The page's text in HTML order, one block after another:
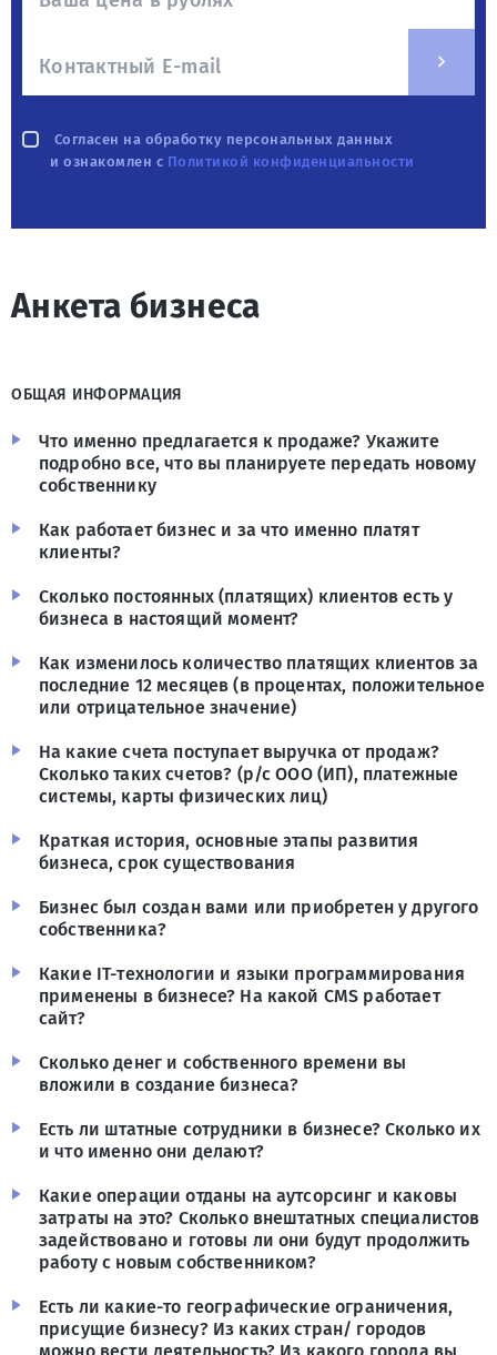
Согласен на обработку персональных данных
и ознакомлен с Политикой конфиденциальности
Анкета бизнеса
ОБЩАЯ ИНФОРМАЦИЯ
Что именно предлагается к продаже? Укажите
подробно все, что вы планируете передать новому
собственнику
Как работает бизнес и за что именно платят
клиенты?
Сколько постоянных (платящих) клиентов есть у
бизнеса в настоящий момент?
Как изменилось количество платящих клиентов за
последние 12 месяцев (в процентах, положительное
или отрицательное значение)
На какие счета поступает выручка от продаж?
Сколько таких счетов? (р/с ООО (ИП), платежные
системы, карты физических лиц)
Краткая история, основные этапы развития
бизнеса, срок существования
Бизнес был создан вами или приобретен у другого
собственника?
Какие IT-технологии и языки программирования
применены в бизнесе? На какой CMS работает
сайт?
Сколько денег и собственного времени вы
вложили в создание бизнеса?
Есть ли штатные сотрудники в бизнесе? Сколько их
и что именно они делают?
Какие операции отданы на аутсорсинг и каковы
затраты на это? Сколько внештатных специалистов
задействовано и готовы ли они будут продолжить
работу с новым собственником?
Есть ли какие-то географические ограничения,
присущие бизнесу? Из каких стран/ городов